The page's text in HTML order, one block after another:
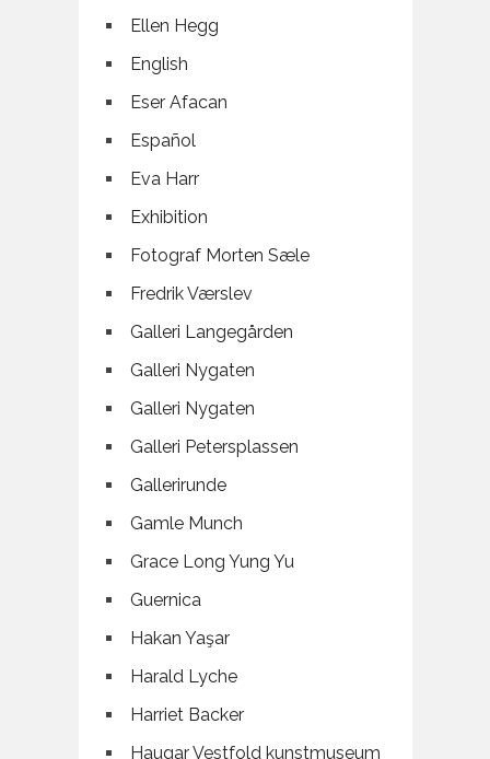
Ellen Hegg
English
Eser Afacan
Español
Eva Harr
Exhibition
Fotograf Morten Sæle
Fredrik Værslev
Galleri Langegården
Galleri Nygaten
Galleri Nygaten
Galleri Petersplassen
Gallerirunde
Gamle Munch
Grace Long Yung Yu
Guernica
Hakan Yaşar
Harald Lyche
Harriet Backer
Haugar Vestfold kunstmuseum